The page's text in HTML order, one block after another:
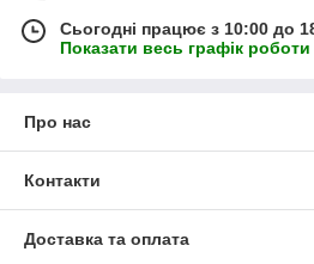
Сьогодні працює з 10:00 до
Показати весь графік роботи
Про нас
Контакти
Доставка та оплата